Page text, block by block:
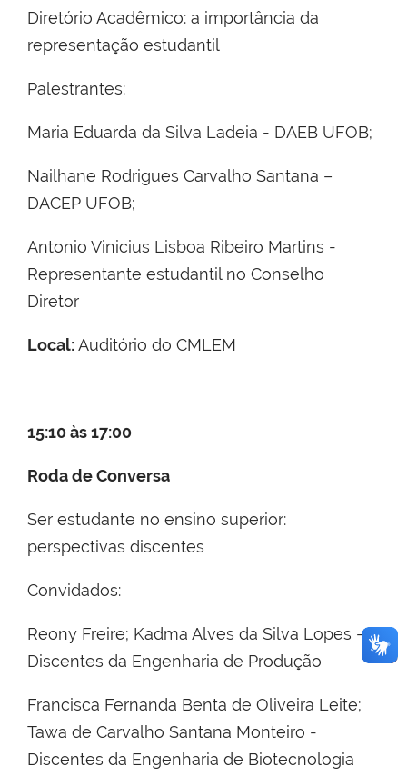
Diretório Acadêmico: a importância da
representação estudantil
Palestrantes:
Maria Eduarda da Silva Ladeia - DAEB UFOB;
Nailhane Rodrigues Carvalho Santana –
DACEP UFOB;
Antonio Vinicius Lisboa Ribeiro Martins -
Representante estudantil no Conselho
Diretor
Local:Auditório do CMLEM
15:10 às 17:00
Roda de Conversa
Ser estudante no ensino superior:
perspectivas discentes
Convidados:
Reony Freire; Kadma Alves da Silva Lopes –
Discentes da Engenharia de Produção
Francisca Fernanda Benta de Oliveira Leite;
Tawa de Carvalho Santana Monteiro -
Discentes da Engenharia de Biotecnologia